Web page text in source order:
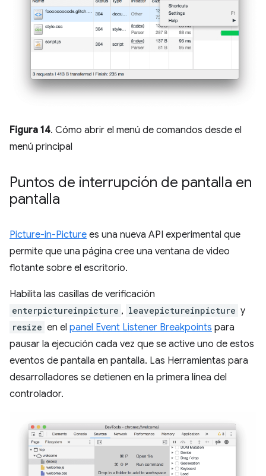
Figura 14. Cómo abrir el menú de comandos desde el
menú principal
Puntos de interrupción de pantalla en
pantalla
Picture-in-Picture es una nueva API experimental que
permite que una página cree una ventana de video
flotante sobre el escritorio.
Habilita las casillas de verificación
enterpictureinpicture , leavepictureinpicture y
resize en el panel Event Listener Breakpoints para
pausar la ejecución cada vez que se active uno de estos
eventos de pantalla en pantalla. Las Herramientas para
desarrolladores se detienen en la primera línea del
controlador.